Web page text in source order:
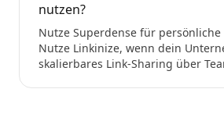
nutzen?
Nutze Superdense für persönliche
Nutze Linkinize, wenn dein
skalierbares Link-Sharing über